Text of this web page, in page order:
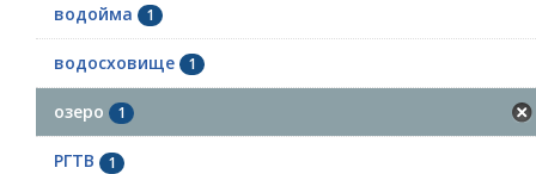
водойма 1
водосховище 1
озеро 1
РГТВ 1